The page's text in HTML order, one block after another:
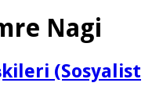
Nagi
(Sosyalist